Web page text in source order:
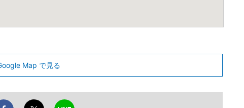
Map で見る